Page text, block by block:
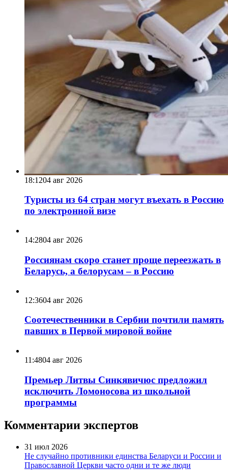
18:1204 авг 2026
Туристы из 64 стран могут въехать в Россию
по электронной визе
14:2804 авг 2026
Россиянам скоро станет проще переезжать в
Беларусь, а белорусам – в Россию
12:3604 авг 2026
Соотечественники в Сербии почтили память
павших в Первой мировой войне
11:4804 авг 2026
Премьер Литвы Синкявичюс предложил
исключить Ломоносова из школьной
программы
Комментарии экспертов
31 июл 2026
Не случайно противники единства Беларуси и России и
Православной Церкви часто одни и те же люди